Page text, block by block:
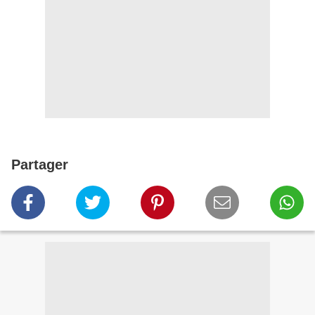
Partager